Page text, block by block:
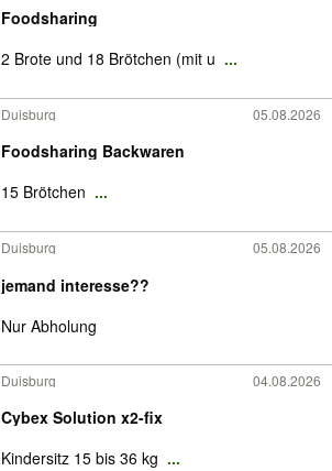
Foodsharing
2 Brote und 18 Brötchen (mit u ...
Duisburg 05.08.2026
Foodsharing Backwaren
15 Brötchen ...
Duisburg 05.08.2026
jemand interesse??
Nur Abholung
Duisburg 04.08.2026
Cybex Solution x2-fix
Kindersitz 15 bis 36 kg ...